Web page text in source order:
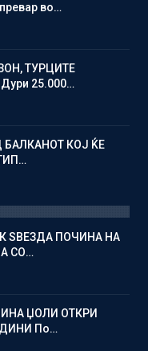
во…
ТУРЦИТЕ
25.000…
БАЛКАНОТ КОЈ ЌЕ
ЅВЕЗДА ПОЧИНА НА
СО…
ЏОЛИ ОТКРИ
По…